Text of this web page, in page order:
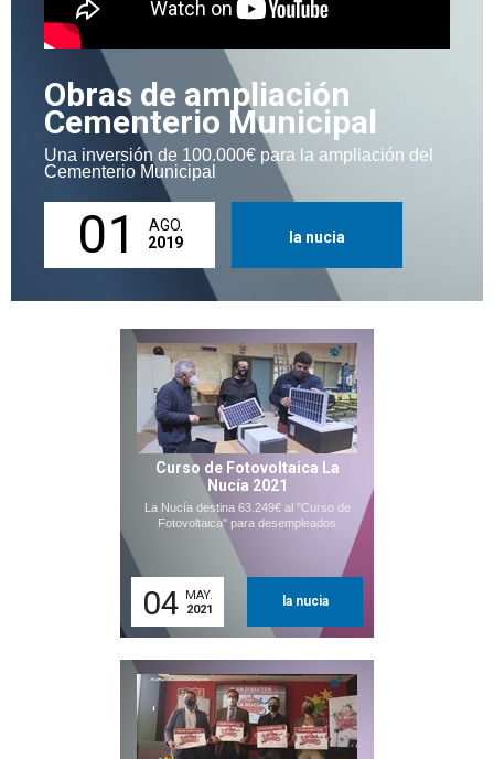
Obras de ampliación
Cementerio Municipal
Una inversión de 100.000€ para la ampliación del
Cementerio Municipal
01
AGO.
2019
la nucia
Curso de Fotovoltaica La
Nucía 2021
La Nucía destina 63.249€ al "Curso de
Fotovoltaica" para desempleados
04 MAY.
2021
la nucia